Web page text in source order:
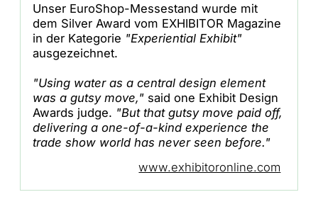
Unser EuroShop-Messestand wurde mit
dem Silver Award vom EXHIBITOR Magazine
in der Kategorie "Experiential Exhibit"
ausgezeichnet.
"Using water as a central design element
was a gutsy move," said one Exhibit Design
Awards judge. "But that gutsy move paid off,
delivering a one-of-a-kind experience the
trade show world has never seen before."
www.exhibitoronline.com